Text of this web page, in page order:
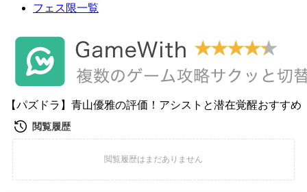
フェス限一覧
【パズドラ】青山優雅の評価！アシストと潜在覚醒おすすめ